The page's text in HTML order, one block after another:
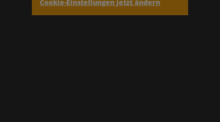
Cookie-Einstellungen jetzt ändern